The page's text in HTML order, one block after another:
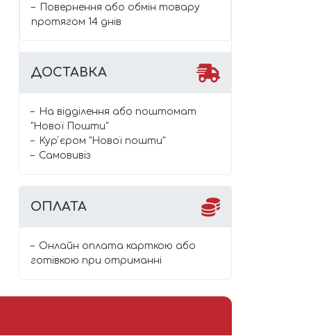
Повернення або обмін товару
протягом 14 днів
ДОСТАВКА
На відділення або поштомат
"Нової Пошти"
Курʼєром "Нової пошти"
Самовивіз
ОПЛАТА
Онлайн оплата карткою або
готівкою при отриманні